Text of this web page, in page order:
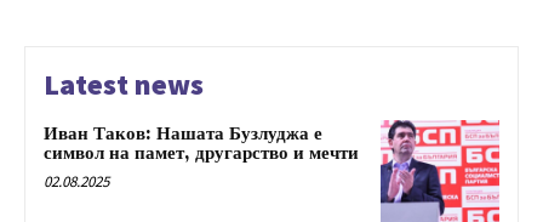
Latest news
Иван Таков: Нашата Бузлуджа е
символ на памет, другарство и мечти
02.08.2025